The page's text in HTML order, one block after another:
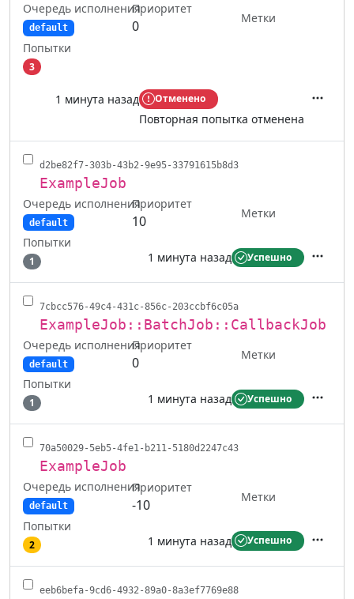
Очередь исполнения
default
Приоритет
0
Метки
Попытки
3
1 минута назад Отменено
Повторная попытка отменена
d2be82f7-303b-43b2-9e95-33791615b8d3
ExampleJob
Очередь исполнения
default
Приоритет
10
Метки
Попытки
1 1 минута назад Успешно
7cbcc576-49c4-431c-856c-203ccbf6c05a
ExampleJob::BatchJob::CallbackJob
Очередь исполнения
default
Приоритет
0
Метки
Попытки
1 1 минута назад Успешно
70a50029-5eb5-4fe1-b211-5180d2247c43
ExampleJob
Очередь исполнения
default
Приоритет
-10
Метки
Попытки
2 1 минута назад Успешно
eeb6befa-9cd6-4932-89a0-8a3ef7769e88